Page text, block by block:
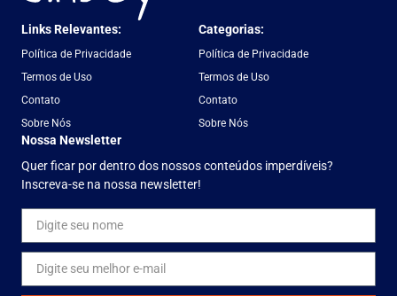
Links Relevantes:
Política de Privacidade
Termos de Uso
Contato
Sobre Nós
Categorias:
Política de Privacidade
Termos de Uso
Contato
Sobre Nós
Nossa Newsletter
Quer ficar por dentro dos nossos conteúdos imperdíveis?
Inscreva-se na nossa newsletter!